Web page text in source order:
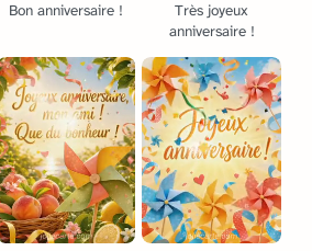
Bon anniversaire !
Très joyeux
anniversaire !